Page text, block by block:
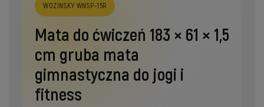
WOZINSKY WNSP-15R
Mata do ćwiczeń 183 × 61 × 1,5
cm gruba mata
gimnastyczna do jogi i
fitness